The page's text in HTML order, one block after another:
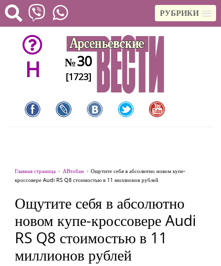
РУБРИКИ
H №30
[1723]
Главная страница АВтобан
Ощутите себя в абсолютно новом купе-
кроссовере Audi RS Q8 стоимостью в 11 миллионов рублей
Ощутите себя в абсолютно
новом купе-кроссовере Audi
RS Q8 стоимостью в 11
миллионов рублей